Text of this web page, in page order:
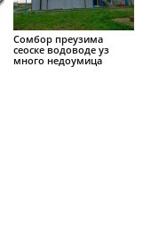
Сомбор преузима
сеоске водоводе уз
много недоумица